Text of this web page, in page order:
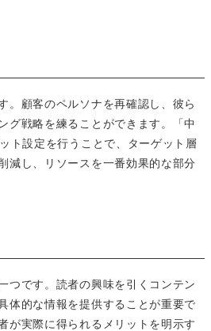
。顧客のペルソナを再確認し、彼ら
グ戦略を練ることができます。「中
ト設定を行うことで、ターゲット層
減し、リソースを一番効果的な部分
つです。読者の興味を引くコンテン
体的な情報を提供することが重要で
が実際に得られるメリットを明示す